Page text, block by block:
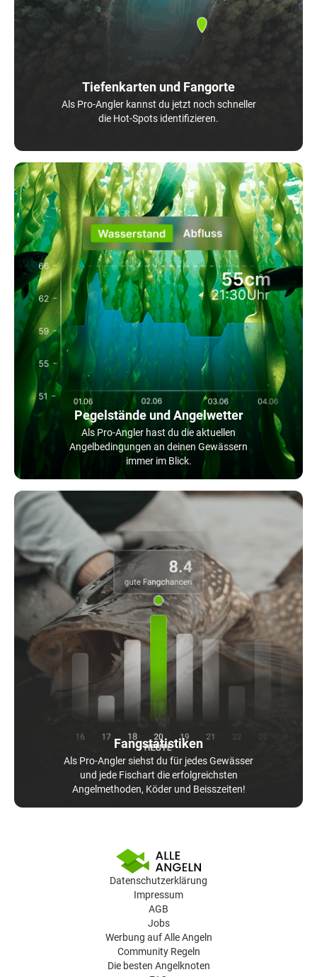
Tiefenkarten und Fangorte
Als Pro-Angler kannst du jetzt noch schneller
die Hot-Spots identifizieren.
Pegelstände und Angelwetter
Als Pro-Angler hast du die aktuellen
Angelbedingungen an deinen Gewässern
immer im Blick.
Fangstatistiken
Als Pro-Angler siehst du für jedes Gewässer
und jede Fischart die erfolgreichsten
Angelmethoden, Köder und Beisszeiten!
Datenschutzerklärung
Impressum
AGB
Jobs
Werbung auf Alle Angeln
Community Regeln
Die besten Angelknoten